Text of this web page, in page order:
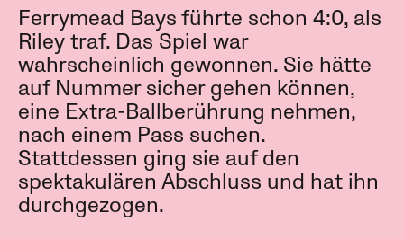
Ferrymead Bays führte schon 4:0, als
Riley traf. Das Spiel war
wahrscheinlich gewonnen. Sie hätte
auf Nummer sicher gehen können,
eine Extra-Ballberührung nehmen,
nach einem Pass suchen.
Stattdessen ging sie auf den
spektakulären Abschluss und hat ihn
durchgezogen.